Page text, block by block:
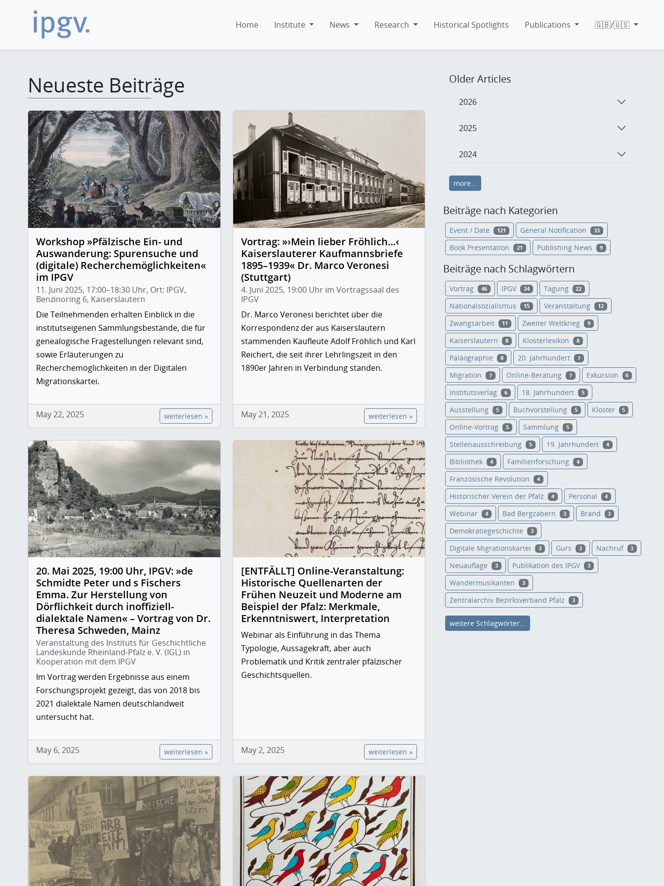
Home Institute News Research Historical Spotlights Publications 🇬🇧/🇺🇸
Neueste Beiträge
Workshop »Pfälzische Ein- und
Auswanderung: Spurensuche und
(digitale) Recherchemöglichkeiten«
im IPGV
11. Juni 2025, 17:00–18:30 Uhr, Ort: IPGV,
Benzinoring 6, Kaiserslautern
Die Teilnehmenden erhalten Einblick in die
institutseigenen Sammlungsbestände, die für
genealogische Fragestellungen relevant sind,
sowie Erläuterungen zu
Recherchemöglichkeiten in der Digitalen
Migrationskartei.
May 22, 2025 weiterlesen »
Vortrag: »›Mein lieber Fröhlich…‹
Kaiserslauterer Kaufmannsbriefe
1895–1939« Dr. Marco Veronesi
(Stuttgart)
4. Juni 2025, 19:00 Uhr im Vortragssaal des
IPGV
Dr. Marco Veronesi berichtet über die
Korrespondenz der aus Kaiserslautern
stammenden Kaufleute Adolf Fröhlich und Karl
Reichert, die seit ihrer Lehrlingszeit in den
1890er Jahren in Verbindung standen.
May 21, 2025 weiterlesen »
20. Mai 2025, 19:00 Uhr, IPGV: »de
Schmidte Peter und s Fischers
Emma. Zur Herstellung von
Dörflichkeit durch inoffiziell-
dialektale Namen« – Vortrag von Dr.
Theresa Schweden, Mainz
Veranstaltung des Instituts für Geschichtliche
Landeskunde Rheinland-Pfalz e. V. (IGL) in
Kooperation mit dem IPGV
Im Vortrag werden Ergebnisse aus einem
Forschungsprojekt gezeigt, das von 2018 bis
2021 dialektale Namen deutschlandweit
untersucht hat.
May 6, 2025 weiterlesen »
[ENTFÄLLT] Online-Veranstaltung:
Historische Quellenarten der
Frühen Neuzeit und Moderne am
Beispiel der Pfalz: Merkmale,
Erkenntniswert, Interpretation
Webinar als Einführung in das Thema
Typologie, Aussagekraft, aber auch
Problematik und Kritik zentraler pfälzischer
Geschichtsquellen.
May 2, 2025 weiterlesen »
Older Articles
2026
2025
2024
more...
Beiträge nach Kategorien
Event / Date 121 General Notification 33
Book Presentation 21 Publishing News 9
Beiträge nach Schlagwörtern
Vortrag 46 IPGV 34 Tagung 22
Nationalsozialismus 15 Veranstaltung 12
Zwangsarbeit 11 Zweiter Weltkrieg 9
Kaiserslautern 8 Klosterlexikon 8
Paläographie 8 20. Jahrhundert 7
Migration 7 Online-Beratung 7 Exkursion 6
Institutsverlag 6 18. Jahrhundert 5
Ausstellung 5 Buchvorstellung 5 Kloster 5
Online-Vortrag 5 Sammlung 5
Stellenausschreibung 5 19. Jahrhundert 4
Bibliothek 4 Familienforschung 4
Französische Revolution 4
Historischer Verein der Pfalz 4 Personal 4
Webinar 4 Bad Bergzabern 3 Brand 3
Demokratiegeschichte 3
Digitale Migrationskartei 3 Gurs 3 Nachruf 3
Neuauflage 3 Publikation des IPGV 3
Wandermusikanten 3
Zentralarchiv Bezirksverband Pfalz 3
weitere Schlagwörter...